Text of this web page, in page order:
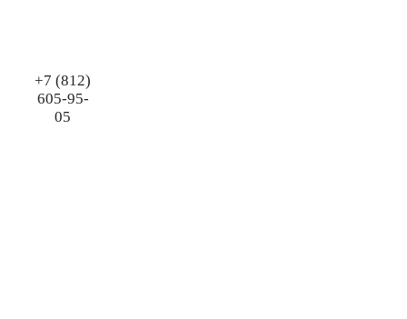
+7 (812)
605-95-
05